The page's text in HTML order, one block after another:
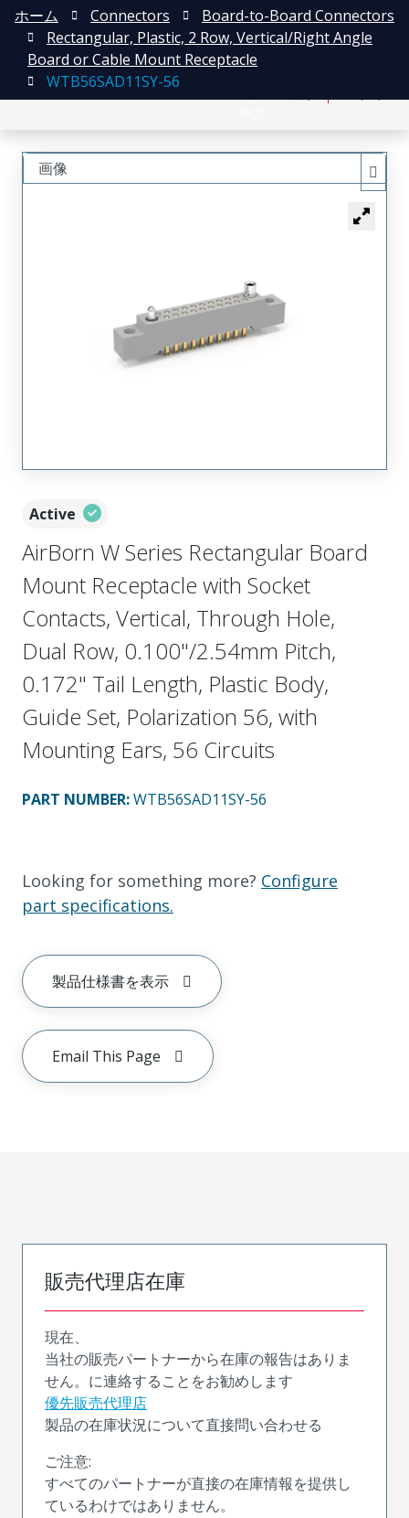
ホーム Connectors
Board-to-Board Connectors
Rectangular, Plastic, 2 Row, Vertical/Right Angle
Board or Cable Mount Receptacle
WTB56SAD11SY-56
Active
AirBorn W Series Rectangular Board
Mount Receptacle with Socket
Contacts, Vertical, Through Hole,
Dual Row, 0.100"/2.54mm Pitch,
0.172" Tail Length, Plastic Body,
Guide Set, Polarization 56, with
Mounting Ears, 56 Circuits
PART NUMBER:WTB56SAD11SY-56
Looking for something more? Configure
part specifications.
製品仕様書を表示
Email This Page
画像
販売代理店在庫
現在、
当社の販売パートナーから在庫の報告はありま
せん。に連絡することをお勧めします
優先販売代理店
製品の在庫状況について直接問い合わせる
ご注意:
すべてのパートナーが直接の在庫情報を提供し
ているわけではありません。